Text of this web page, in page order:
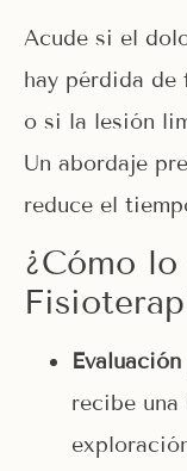
Acude si el
hay pérdida de
o si la lesión
Un abordaje
reduce el
¿Cómo
recibe